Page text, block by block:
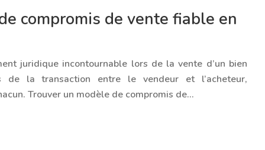
compromis de vente fiable en
juridique incontournable lors de la vente d’un bien
la transaction entre le vendeur et l’acheteur,
Trouver un modèle de compromis de…